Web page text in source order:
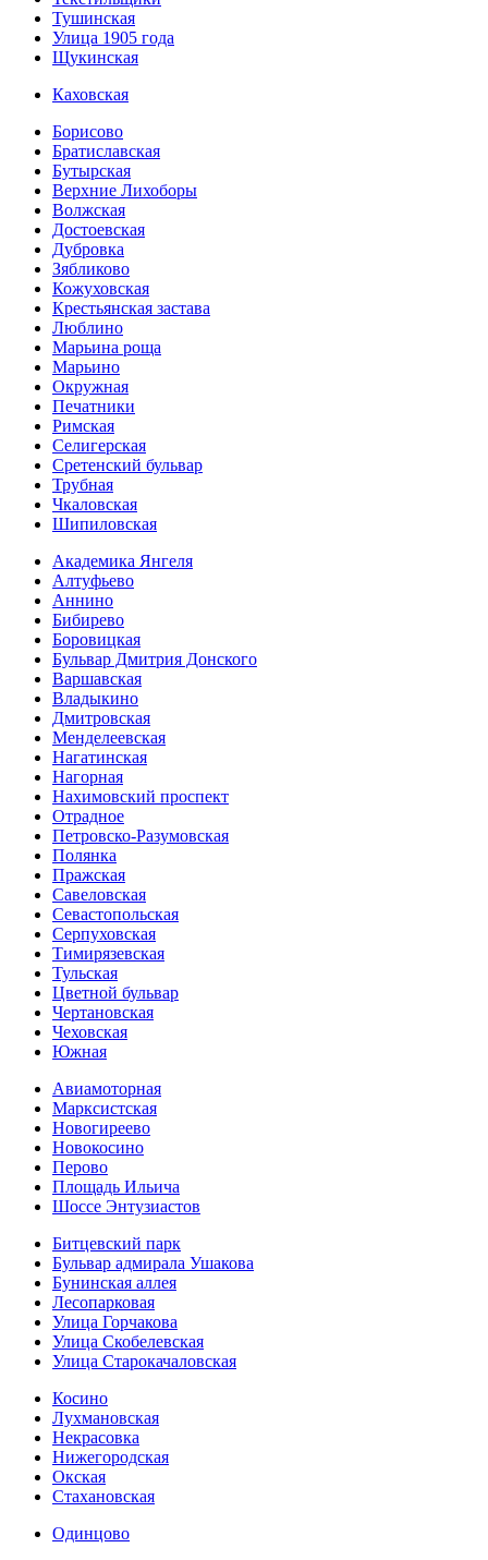
Тушинская
Улица 1905 года
Щукинская
Каховская
Борисово
Братиславская
Бутырская
Верхние Лихоборы
Волжская
Достоевская
Дубровка
Зябликово
Кожуховская
Крестьянская застава
Люблино
Марьина роща
Марьино
Окружная
Печатники
Римская
Селигерская
Сретенский бульвар
Трубная
Чкаловская
Шипиловская
Академика Янгеля
Алтуфьево
Аннино
Бибирево
Боровицкая
Бульвар Дмитрия Донского
Варшавская
Владыкино
Дмитровская
Менделеевская
Нагатинская
Нагорная
Нахимовский проспект
Отрадное
Петровско-Разумовская
Полянка
Пражская
Савеловская
Севасто­польская
Серпуховская
Тимирязевская
Тульская
Цветной бульвар
Чертановская
Чеховская
Южная
Авиамоторная
Марксистская
Новогиреево
Новокосино
Перово
Площадь Ильича
Шоссе Энтузиастов
Битцевский парк
Бульвар адмирала Ушакова
Бунинская аллея
Лесопарковая
Улица Горчакова
Улица Скобелевская
Улица Старокача­ловская
Косино
Лухмановская
Некрасовка
Нижегородская
Окская
Стахановская
Одинцово